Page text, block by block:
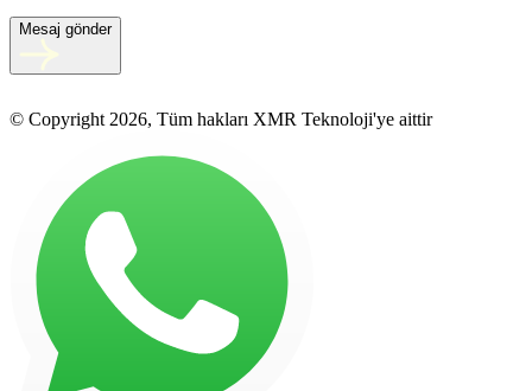
Mesaj gönder
© Copyright 2026, Tüm hakları XMR Teknoloji'ye aittir